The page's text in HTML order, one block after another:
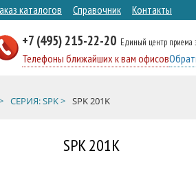
каталогов Справочник Контакты
+7 (495) 215-22-20 Единый центр приема
Телефоны ближайших к вам офисов
СЕРИЯ: SPK > SPK 201K
SPK 201K